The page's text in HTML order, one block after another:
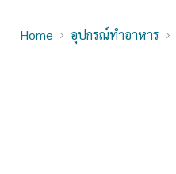
Home อุปกรณ์ทำอาหาร